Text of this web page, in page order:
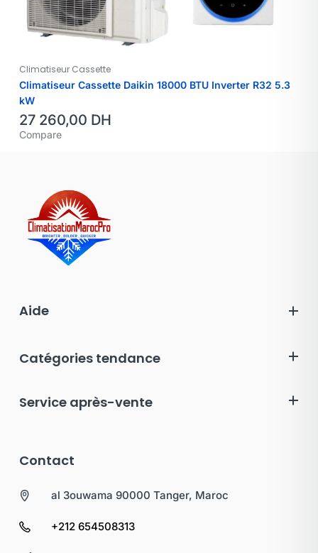
Climatiseur Cassette
Climatiseur Cassette Daikin 18000 BTU Inverter R32 5.3
kW
27 260,00 DH
Compare
Aide
Catégories tendance
Service après-vente
Contact
al 3ouwama 90000 Tanger, Maroc
+212 654508313